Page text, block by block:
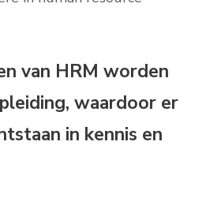
van HRM worden
waardoor er
in kennis en